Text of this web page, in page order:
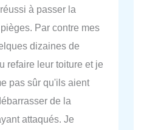
à passer la
Par contre mes
dizaines de
refaire leur toiture et je
pas sûr qu'ils aient
de la
attaqués. Je